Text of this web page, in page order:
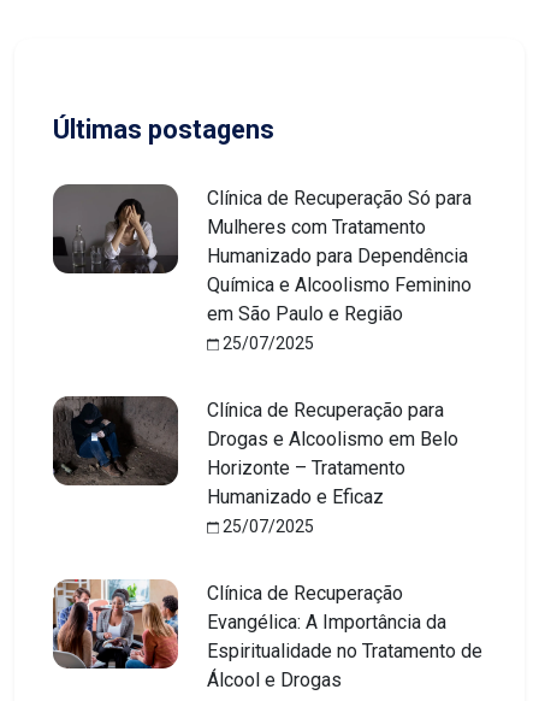
Últimas postagens
Clínica de Recuperação Só para
Mulheres com Tratamento
Humanizado para Dependência
Química e Alcoolismo Feminino
em São Paulo e Região
25/07/2025
Clínica de Recuperação para
Drogas e Alcoolismo em Belo
Horizonte – Tratamento
Humanizado e Eficaz
25/07/2025
Clínica de Recuperação
Evangélica: A Importância da
Espiritualidade no Tratamento de
Álcool e Drogas